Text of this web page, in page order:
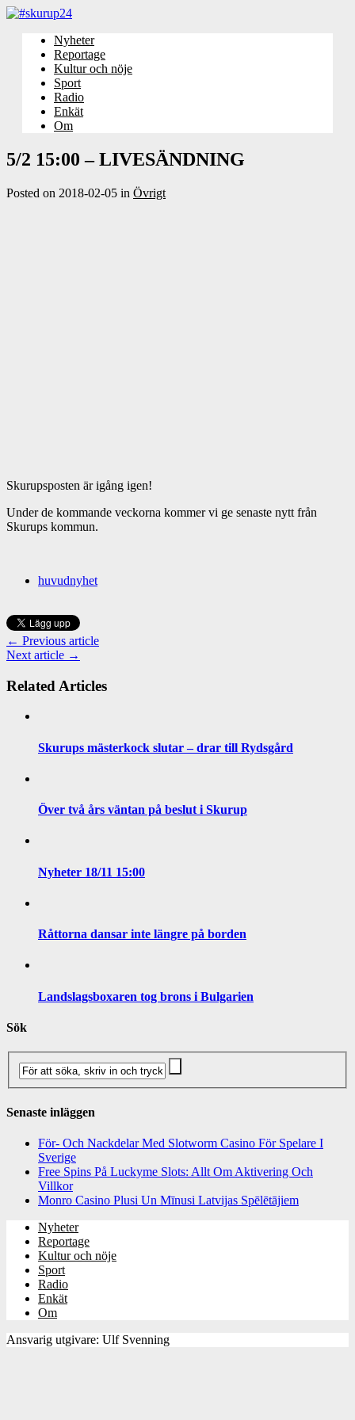
Nyheter
Reportage
Kultur och nöje
Sport
Radio
Enkät
Om
5/2 15:00 – LIVESÄNDNING
Posted on 2018-02-05 in Övrigt
Skurupsposten är igång igen!
Under de kommande veckorna kommer vi ge senaste nytt från
Skurups kommun.
huvudnyhet
← Previous article
Next article →
Related Articles
Skurups mästerkock slutar – drar till Rydsgård
Över två års väntan på beslut i Skurup
Nyheter 18/11 15:00
Råttorna dansar inte längre på borden
Landslagsboxaren tog brons i Bulgarien
Sök
Senaste inläggen
För- Och Nackdelar Med Slotworm Casino För Spelare I
Sverige
Free Spins På Luckyme Slots: Allt Om Aktivering Och
Villkor
Monro Casino Plusi Un Mīnusi Latvijas Spēlētājiem
Nyheter
Reportage
Kultur och nöje
Sport
Radio
Enkät
Om
Ansvarig utgivare: Ulf Svenning